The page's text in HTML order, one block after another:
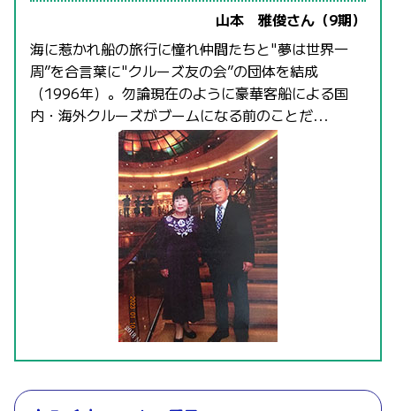
山本 雅俊さん（9期）
海に惹かれ船の旅行に憧れ仲間たちと"夢は世界一
周”を合言葉に"クルーズ友の会”の団体を結成
（1996年）。勿論現在のように豪華客船による国
内・海外クルーズがブームになる前のことだ...